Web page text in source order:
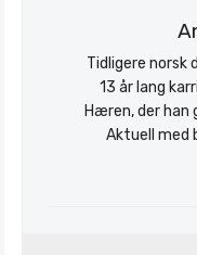
Tidligere norsk
13 år lang
Hæren, der han
Aktuell med